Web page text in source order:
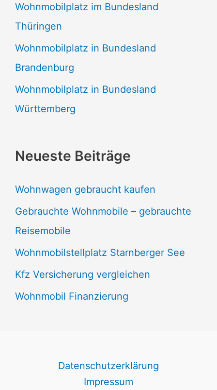
Wohnmobilplatz im Bundesland
Thüringen
Wohnmobilplatz in Bundesland
Brandenburg
Wohnmobilplatz in Bundesland
Württemberg
Neueste Beiträge
Wohnwagen gebraucht kaufen
Gebrauchte Wohnmobile – gebrauchte
Reisemobile
Wohnmobilstellplatz Starnberger See
Kfz Versicherung vergleichen
Wohnmobil Finanzierung
Datenschutzerklärung
Impressum